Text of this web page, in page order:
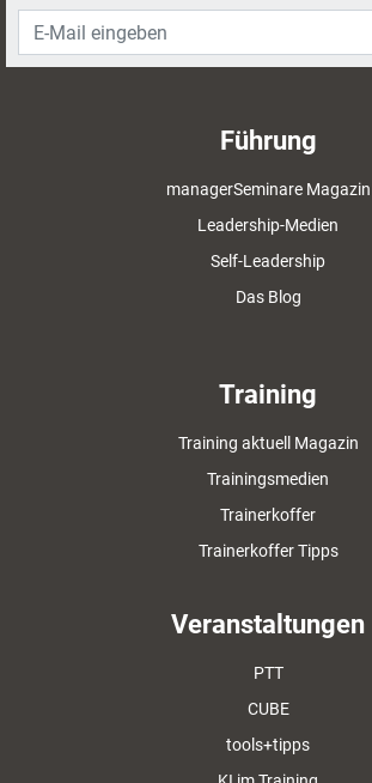
Führung
managerSeminare Magazin
Leadership-Medien
Self-Leadership
Das Blog
Training
Training aktuell Magazin
Trainingsmedien
Trainerkoffer
Trainerkoffer Tipps
Veranstaltungen
PTT
CUBE
tools+tipps